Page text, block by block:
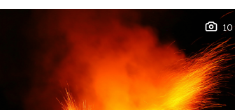
10